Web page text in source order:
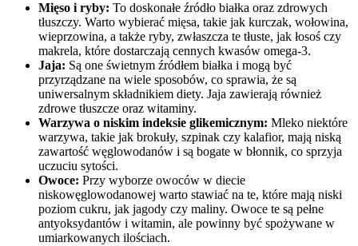
Mięso i ryby: To doskonałe źródło białka oraz zdrowych
tłuszczy. Warto wybierać mięsa, takie jak kurczak, wołowina,
wieprzowina, a także ryby, zwłaszcza te tłuste, jak łosoś czy
makrela, które dostarczają cennych kwasów omega-3.
Jaja: Są one świetnym źródłem białka i mogą być
przyrządzane na wiele sposobów, co sprawia, że są
uniwersalnym składnikiem diety. Jaja zawierają również
zdrowe tłuszcze oraz witaminy.
Warzywa o niskim indeksie glikemicznym: Mleko niektóre
warzywa, takie jak brokuły, szpinak czy kalafior, mają niską
zawartość węglowodanów i są bogate w błonnik, co sprzyja
uczuciu sytości.
Owoce: Przy wyborze owoców w diecie
niskowęglowodanowej warto stawiać na te, które mają niski
poziom cukru, jak jagody czy maliny. Owoce te są pełne
antyoksydantów i witamin, ale powinny być spożywane w
umiarkowanych ilościach.